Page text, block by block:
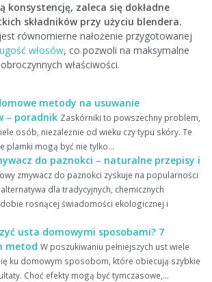
konsystencję, zaleca się dokładne
składników przy użyciu blendera.
równomierne nałożenie przygotowanej
włosów, co pozwoli na maksymalne
właściwości.
metody na usuwanie
– poradnik Zaskórniki to powszechny problem,
osób, niezależnie od wieku czy typu skóry. Te
plamki mogą być nie tylko...
do paznokci – naturalne przepisy i
zmywacz do paznokci zyskuje na popularności
dla tradycyjnych, chemicznych
rosnącej świadomości ekologicznej i
usta domowymi sposobami? 7
metod W poszukiwaniu pełniejszych ust wiele
ku domowym sposobom, które obiecują szybkie
Choć efekty mogą być tymczasowe,...